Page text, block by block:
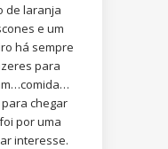
de laranja
e um
há sempre
para
chegar
por uma
interesse.